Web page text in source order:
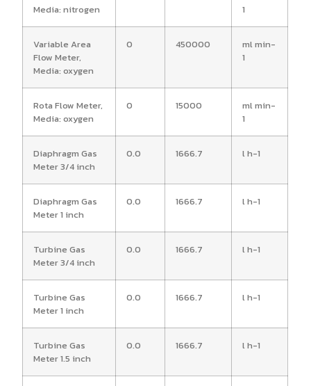
Media: nitrogen
1
Variable Area
Flow Meter,
Media: oxygen
0 450000
ml min-
1
Rota Flow Meter,
Media: oxygen
0 15000
ml min-
1
Diaphragm Gas
Meter 3/4 inch
0.0 1666.7 l h-1
Diaphragm Gas
Meter 1 inch
0.0 1666.7 l h-1
Turbine Gas
Meter 3/4 inch
0.0 1666.7 l h-1
Turbine Gas
Meter 1 inch
0.0 1666.7 l h-1
Turbine Gas
Meter 1.5 inch
0.0 1666.7 l h-1